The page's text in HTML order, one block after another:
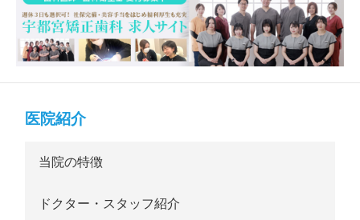
医院紹介
当院の特徴
ドクター・スタッフ紹介